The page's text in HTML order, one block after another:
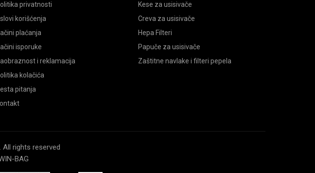
privatnosti
korišćenja
plaćanja
isporuke
i reklamacija
kolačića
pitanja
Kese za usisivače
Creva za usisivače
Hepa Filteri
Papuče za usisivače
Zaštitne navlake i filteri pepela
rights reserved
BAG